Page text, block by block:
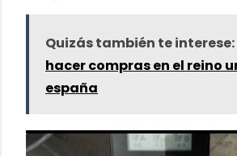
Quizás también te interese:
hacer compras en el reino
españa